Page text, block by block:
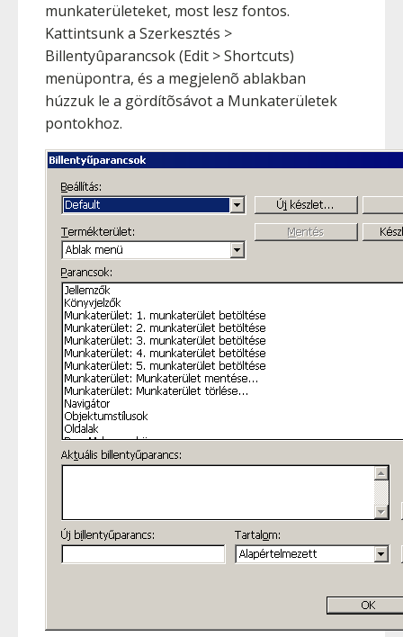
munkaterületeket, most lesz fontos.
Kattintsunk a Szerkesztés >
Billentyûparancsok (Edit > Shortcuts)
menüpontra, és a megjelenõ ablakban
húzzuk le a gördítõsávot a Munkaterületek
pontokhoz.